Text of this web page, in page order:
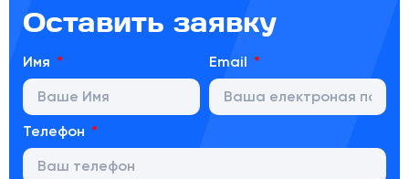
Оставить заявку
Имя Email
Телефон